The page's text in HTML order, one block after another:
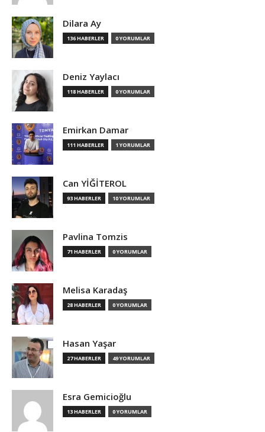
Dilara Ay
136 HABERLER 0 YORUMLAR
Deniz Yaylacı
118 HABERLER 0 YORUMLAR
Emirkan Damar
111 HABERLER 1 YORUMLAR
Can YİĞİTEROL
93 HABERLER 10 YORUMLAR
Pavlina Tomzis
71 HABERLER 0 YORUMLAR
Melisa Karadaş
28 HABERLER 0 YORUMLAR
Hasan Yaşar
27 HABERLER 49 YORUMLAR
Esra Gemicioğlu
13 HABERLER 0 YORUMLAR